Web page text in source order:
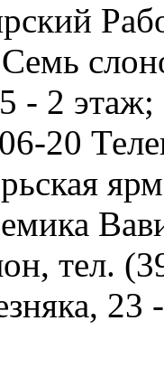
- 2
20
тел.